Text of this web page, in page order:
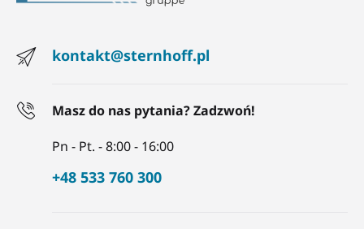
kontakt@sternhoff.pl
Masz do nas pytania? Zadzwoń!
Pn - Pt. - 8:00 - 16:00
+48 533 760 300